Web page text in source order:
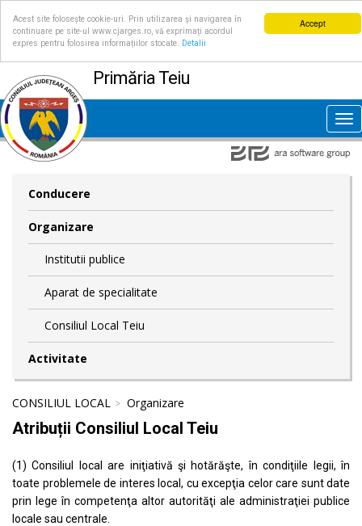
Accept
Acest site folosește cookie-uri. Prin utilizarea și navigarea în
continuare pe site-ul www.cjarges.ro, vă exprimați acordul
expres pentru folosirea informațiilor stocate.
Detalii
Primăria Teiu
Conducere
Organizare
Institutii publice
Aparat de specialitate
Consiliul Local Teiu
Activitate
CONSILIUL LOCAL Organizare
Atribuții Consiliul Local Teiu
(1) Consiliul local are iniţiativă şi hotărăşte, în condiţiile legii, în
toate problemele de interes local, cu excepţia celor care sunt date
prin lege în competenţa altor autorităţi ale administraţiei publice
locale sau centrale.